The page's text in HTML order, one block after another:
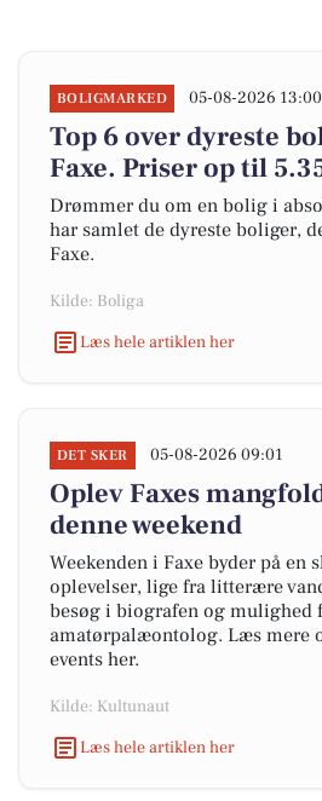
BOLIGMARKED 05-08-2026 13:00
Top 6 over dyreste
Faxe. Priser op til
Drømmer du om en bolig i
har samlet de dyreste boliger,
Faxe.
Kilde: Boliga
Læs hele artiklen her
DET SKER 05-08-2026 09:01
Oplev Faxes
denne weekend
Weekenden i Faxe byder på en
oplevelser, lige fra litterære
besøg i biografen og mulighed
amatørpalæontolog. Læs mere
events her.
Kilde: Kultunaut
Læs hele artiklen her